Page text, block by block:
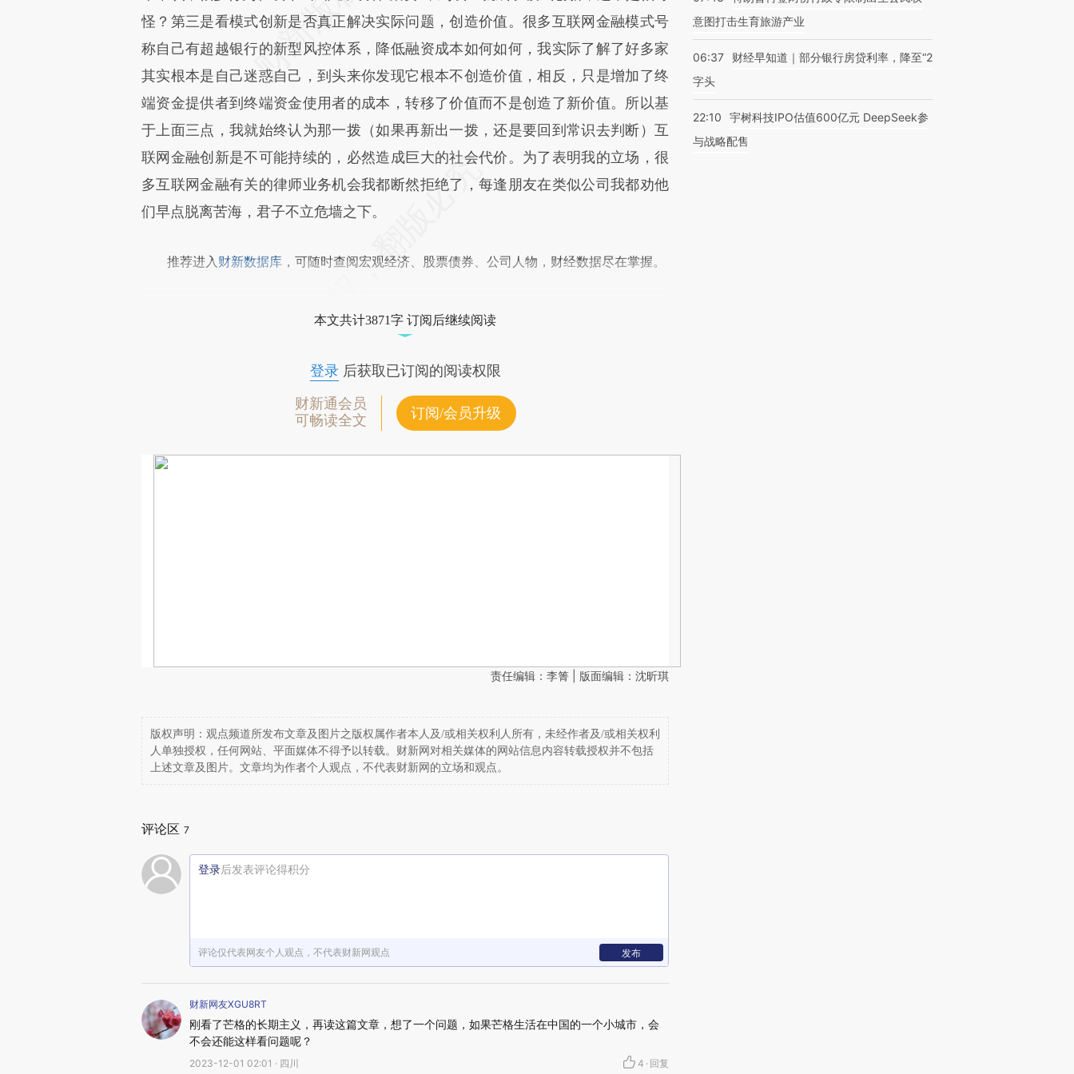
怪？第三是看模式创新是否真正解决实际问题，创造价值。很多互联网金融模式号
称自己有超越银行的新型风控体系，降低融资成本如何如何，我实际了解了好多家
其实根本是自己迷惑自己，到头来你发现它根本不创造价值，相反，只是增加了终
端资金提供者到终端资金使用者的成本，转移了价值而不是创造了新价值。所以基
于上面三点，我就始终认为那一拨（如果再新出一拨，还是要回到常识去判断）互
联网金融创新是不可能持续的，必然造成巨大的社会代价。为了表明我的立场，很
多互联网金融有关的律师业务机会我都断然拒绝了，每逢朋友在类似公司我都劝他
们早点脱离苦海，君子不立危墙之下。
推荐进入 财新数据库 ，可随时查阅宏观经济、股票债券、公司人物，财经数据尽在掌握。
本文共计3871字 订阅后继续阅读
登录后获取已订阅的阅读权限
财新通会员
可畅读全文
订阅/会员升级
责任编辑：李箐 | 版面编辑：沈昕琪
版权声明：观点频道所发布文章及图片之版权属作者本人及/或相关权利人所有，未经作者及/或相关权利
人单独授权，任何网站、平面媒体不得予以转载。财新网对相关媒体的网站信息内容转载授权并不包括
上述文章及图片。文章均为作者个人观点，不代表财新网的立场和观点。
评论区 7
登录后发表评论得积分
评论仅代表网友个人观点，不代表财新网观点 发布
财新网友XGU8RT
刚看了芒格的长期主义，再读这篇文章，想了一个问题，如果芒格生活在中国的一个小城市，会
不会还能这样看问题呢？
2023-12-01 02:01 · 四川 4 · 回复
意图打击生育旅游产业
06:37
财经早知道｜部分银行房贷利率，降至“2
字头
22:10
宇树科技IPO估值600亿元 DeepSeek参
与战略配售